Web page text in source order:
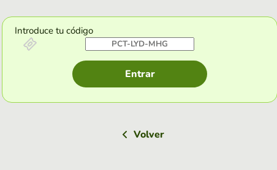
Introduce tu código
Entrar
Volver